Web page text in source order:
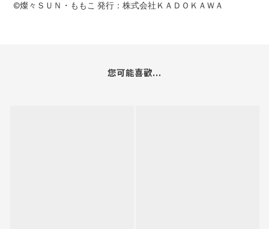
©燦々ＳＵＮ・ももこ 発行：株式会社ＫＡＤＯＫＡＷＡ
您可能喜歡...